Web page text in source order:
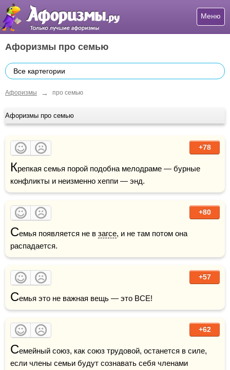
Меню
Афоризмы про семью
Все картегории
Афоризмы → про семью
Афоризмы про семью
+78
Крепкая семья порой подобна мелодраме — бурные
конфликты и неизменно хеппи — энд.
+80
Семья появляется не в загсе, и не там потом она
распадается.
+57
Семья это не важная вещь — это ВСЕ!
+62
Семейный союз, как союз трудовой, останется в силе,
если члены семьи будут сознавать себя членами